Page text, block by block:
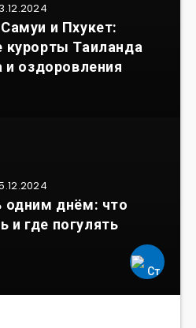
и Пхукет:
курорты Таиланда
оздоровления
одним днём: что
и где погулять